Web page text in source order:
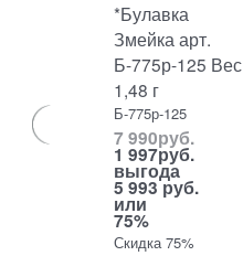
*Булавка
Змейка арт.
Б-775р-125 Вес
1,48 г
Б-775р-125
7 990руб.
1 997руб.
выгода
5 993 руб.
или
75%
Скидка 75%